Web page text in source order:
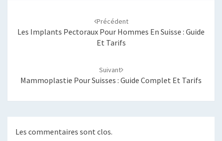
Précédent
Les Implants Pectoraux Pour Hommes En Suisse : Guide
Et Tarifs
Suivant
Mammoplastie Pour Suisses : Guide Complet Et Tarifs
Les commentaires sont clos.